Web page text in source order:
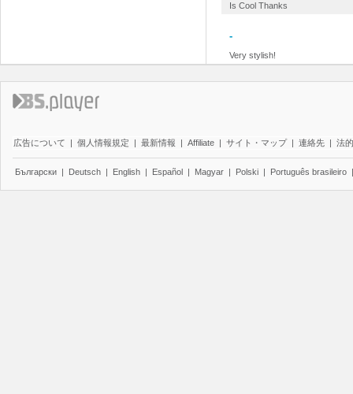
Is Cool Thanks
-
Very stylish!
広告について | 個人情報規定 | 最新情報 | Affiliate | サイト・マップ | 連絡先 | 法
Български | Deutsch | English | Español | Magyar | Polski | Português brasileiro